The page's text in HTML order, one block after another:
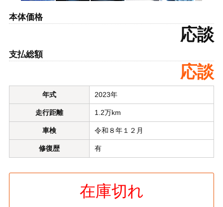
本体価格
応談
支払総額
応談
年式 2023年
走行距離 1.2万km
車検 令和８年１２月
修復歴 有
在庫切れ